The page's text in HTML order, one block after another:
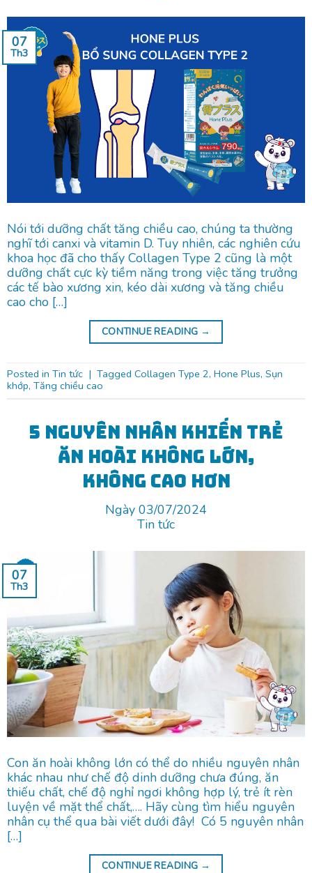
07
Th3
Nói tới dưỡng chất tăng chiều cao, chúng ta thường
nghĩ tới canxi và vitamin D. Tuy nhiên, các nghiên cứu
khoa học đã cho thấy Collagen Type 2 cũng là một
dưỡng chất cực kỳ tiềm năng trong việc tăng trưởng
các tế bào xương xin, kéo dài xương và tăng chiều
cao cho […]
CONTINUE READING →
Posted in Tin tức | Tagged Collagen Type 2, Hone Plus, Sụn
khớp, Tăng chiều cao
5 nguyên nhân khiến trẻ
ăn hoài không lớn,
không cao hơn
Ngày 03/07/2024
Tin tức
07
Th3
Con ăn hoài không lớn có thể do nhiều nguyên nhân
khác nhau như chế độ dinh dưỡng chưa đúng, ăn
thiếu chất, chế độ nghỉ ngơi không hợp lý, trẻ ít rèn
luyện về mặt thể chất,…. Hãy cùng tìm hiểu nguyên
nhân cụ thể qua bài viết dưới đây! Có 5 nguyên nhân
[…]
CONTINUE READING →